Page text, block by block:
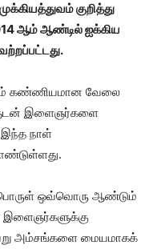
குறித்து
ஆம் ஆண்டில் ஐக்கிய
கண்ணியமான வேலை
இளைஞர்களை
இந்த நாள்
ஒவ்வொரு ஆண்டும்
இளைஞர்களுக்கு
அம்சங்களை மையமாகக்